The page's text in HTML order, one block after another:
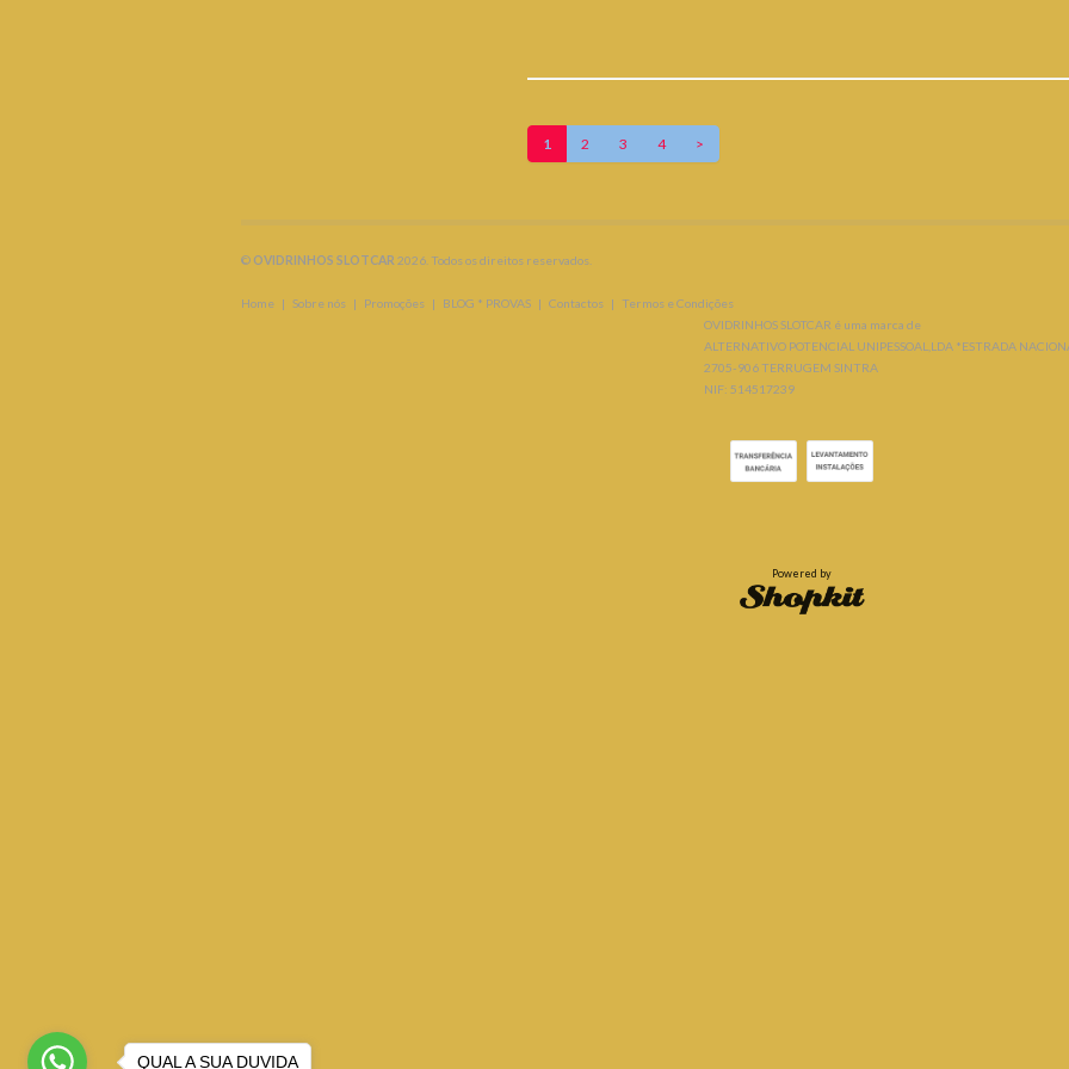
1 2 3 4 >
© OVIDRINHOS SLOTCAR 2026. Todos os direitos reservados.
Home | Sobre nós | Promoções | BLOG * PROVAS | Contactos | Termos e Condições
OVIDRINHOS SLOTCAR é uma marca de
ALTERNATIVO POTENCIAL UNIPESSOAL,LDA *ESTRADA
2705-906 TERRUGEM SINTRA
NIF: 514517239
Powered by
QUAL A SUA DUVIDA